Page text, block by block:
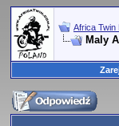
Africa Twin
Maly